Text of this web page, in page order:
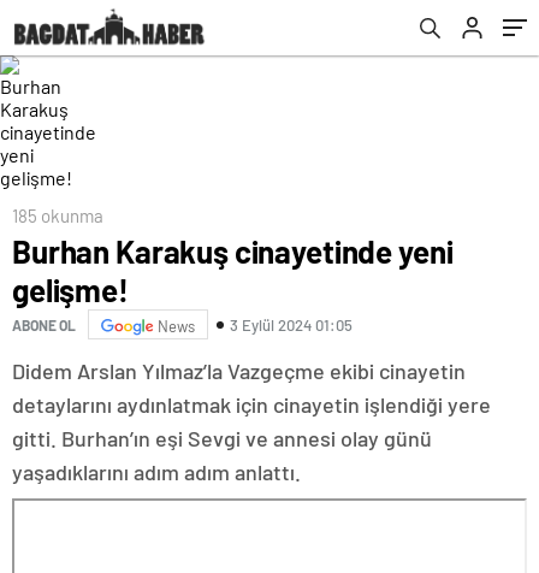
185 okunma
Burhan Karakuş cinayetinde yeni
gelişme!
ABONE OL News 3 Eylül 2024 01:05
Didem Arslan Yılmaz’la Vazgeçme ekibi cinayetin
detaylarını aydınlatmak için cinayetin işlendiği yere
gitti. Burhan’ın eşi Sevgi ve annesi olay günü
yaşadıklarını adım adım anlattı.